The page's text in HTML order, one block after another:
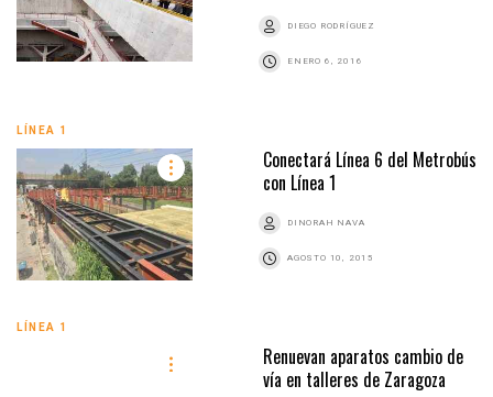
DIEGO RODRÍGUEZ
ENERO 6, 2016
LÍNEA 1
Conectará Línea 6 del Metrobús
con Línea 1
DINORAH NAVA
AGOSTO 10, 2015
LÍNEA 1
Renuevan aparatos cambio de
vía en talleres de Zaragoza